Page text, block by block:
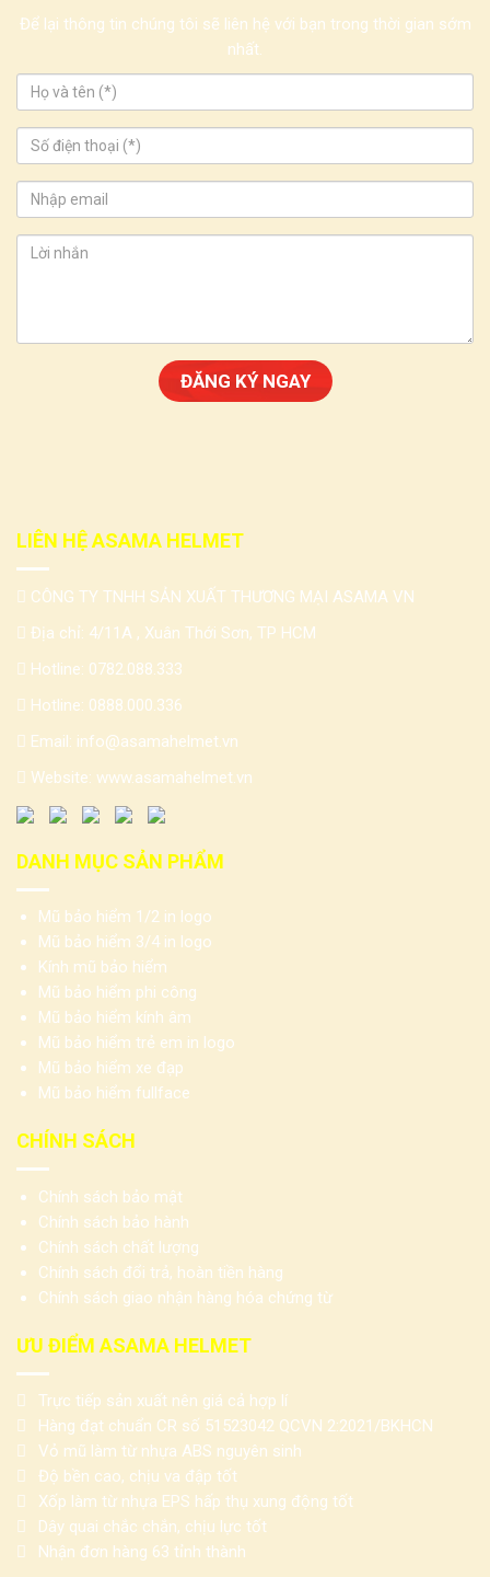
Để lại thông tin chúng tôi sẽ liên hệ với bạn trong thời gian sớm
nhất.
LIÊN HỆ ASAMA HELMET
CÔNG TY TNHH SẢN XUẤT THƯƠNG MẠI ASAMA VN
Địa chỉ: 4/11A , Xuân Thới Sơn, TP HCM
Hotline: 0782.088.333
Hotline: 0888.000.336
Email: info@asamahelmet.vn
Website: www.asamahelmet.vn
DANH MỤC SẢN PHẨM
Mũ bảo hiểm 1/2 in logo
Mũ bảo hiểm 3/4 in logo
Kính mũ bảo hiểm
Mũ bảo hiểm phi công
Mũ bảo hiểm kính âm
Mũ bảo hiểm trẻ em in logo
Mũ bảo hiểm xe đạp
Mũ bảo hiểm fullface
CHÍNH SÁCH
Chính sách bảo mật
Chính sách bảo hành
Chính sách chất lượng
Chính sách đổi trả, hoàn tiền hàng
Chính sách giao nhận hàng hóa chứng từ
ƯU ĐIỂM ASAMA HELMET
Trực tiếp sản xuất nên giá cả hợp lí
Hàng đạt chuẩn CR số 51523042 QCVN 2:2021/BKHCN
Vỏ mũ làm từ nhựa ABS nguyên sinh
Độ bền cao, chịu va đập tốt
Xốp làm từ nhựa EPS hấp thụ xung động tốt
Dây quai chắc chắn, chịu lực tốt
Nhận đơn hàng 63 tỉnh thành